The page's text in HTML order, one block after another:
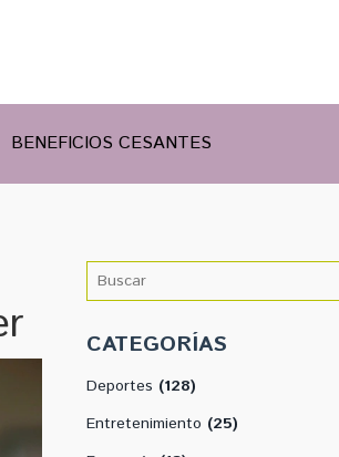
BENEFICIOS CESANTES
CATEGORÍAS
Deportes (128)
Entretenimiento (25)